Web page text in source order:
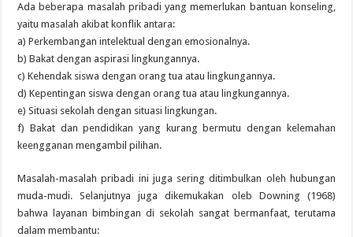
Ada beberapa masalah pribadi yang memerlukan bantuan konseling,
yaitu masalah akibat konflik antara:
a) Perkembangan intelektual dengan emosionalnya.
b) Bakat dengan aspirasi lingkungannya.
c) Kehendak siswa dengan orang tua atau lingkungannya.
d) Kepentingan siswa dengan orang tua atau lingkungannya.
e) Situasi sekolah dengan situasi lingkungan.
f) Bakat dan pendidikan yang kurang bermutu dengan kelemahan
keengganan mengambil pilihan.
Masalah-masalah pribadi ini juga sering ditimbulkan oleh hubungan
muda-mudi. Selanjutnya juga dikemukakan oleb Downing (1968)
bahwa layanan bimbingan di sekolah sangat bermanfaat, terutama
dalam membantu: